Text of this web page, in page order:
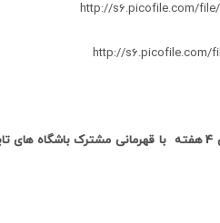
، دومین دوره مسابقات لیگ آبهای آرام بانوان پس از برگزاری 4 هفته با